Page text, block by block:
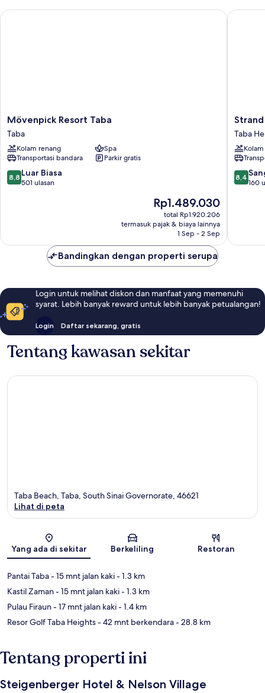
Mövenpick
Resort
Taba
Taba
Mövenpick Resort Taba
Taba
Kolam renang
Spa
Transportasi bandara
Parkir gratis
8.8
dari
8,8 Luar Biasa
501 ulasan
Harga
sekarang
Rp1.489.030
Rp1.489.030
total Rp1.920.206
termasuk pajak & biaya lainnya
1 Sep - 2 Sep
Mövenpick Resort Taba
Strand
Beach
Resort
Taba
Heights
Taba
8.4
dari
8,4
160
Strand
Bandingkan dengan properti serupa
Login untuk melihat diskon dan manfaat yang memenuhi
syarat. Lebih banyak reward untuk lebih banyak petualangan!
Login Daftar sekarang, gratis
Tentang kawasan sekitar
Peta
Taba Beach, Taba, South Sinai Governorate, 46621
Lihat di peta
Yang ada di sekitar Berkeliling Restoran
Pantai Taba- 15 mnt jalan kaki- 1.3 km
Kastil Zaman- 15 mnt jalan kaki- 1.3 km
Pulau Firaun- 17 mnt jalan kaki- 1.4 km
Resor Golf Taba Heights- 42 mnt berkendara- 28.8 km
Tentang properti ini
Steigenberger Hotel & Nelson Village